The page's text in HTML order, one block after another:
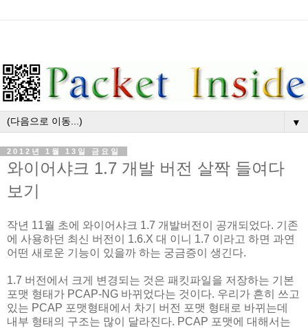
▼
2012년 1월 13일 금요일
와이어샤크 1.7 개발 버전 살짝 들여다
보기
작년 11월 초에 와이어샤크 1.7 개발버전이 공개되었다. 기존
에 사용하던 최신 버전이 1.6.X 대 이니 1.7 이라고 하면 과연
어떤 새로운 기능이 있을까 하는 궁금증이 생긴다.
1.7 버전에서 크게 변경되는 것은 패킷파일을 저장하는 기본
포맷 형태가 PCAP-NG 바뀌었다는 것이다. 우리가 흔히 쓰고
있는 PCAP 포맷형태에서 차기 버전 포맷 형태로 바뀌는데
내부 형태의 구조는 많이 달라진다. PCAP 포맷에 대해서는